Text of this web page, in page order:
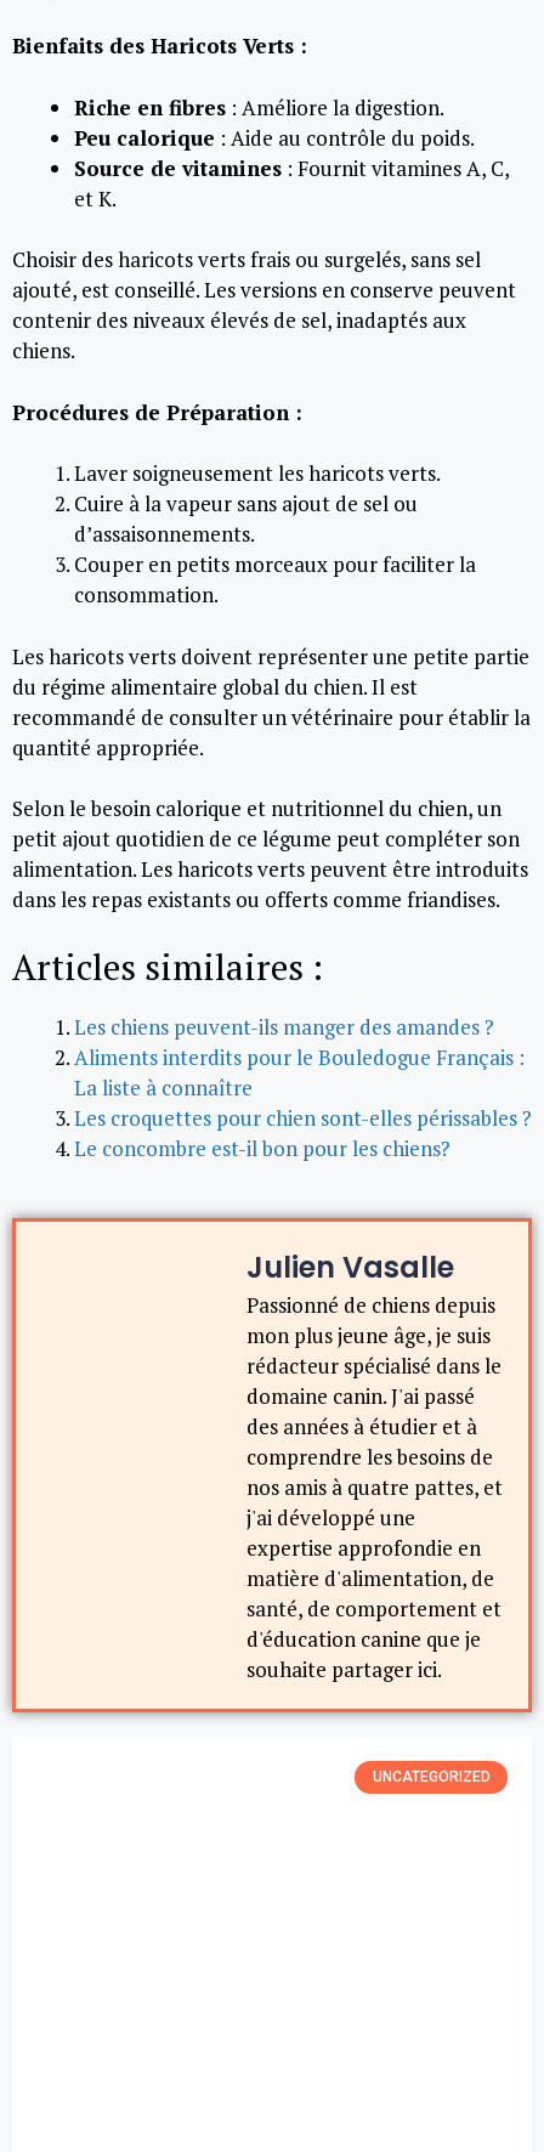
Bienfaits des Haricots Verts :
Riche en fibres : Améliore la digestion.
Peu calorique : Aide au contrôle du poids.
Source de vitamines : Fournit vitamines A, C,
et K.
Choisir des haricots verts frais ou surgelés, sans sel
ajouté, est conseillé. Les versions en conserve peuvent
contenir des niveaux élevés de sel, inadaptés aux
chiens.
Procédures de Préparation :
Laver soigneusement les haricots verts.
Cuire à la vapeur sans ajout de sel ou
d’assaisonnements.
Couper en petits morceaux pour faciliter la
consommation.
Les haricots verts doivent représenter une petite partie
du régime alimentaire global du chien. Il est
recommandé de consulter un vétérinaire pour établir la
quantité appropriée.
Selon le besoin calorique et nutritionnel du chien, un
petit ajout quotidien de ce légume peut compléter son
alimentation. Les haricots verts peuvent être introduits
dans les repas existants ou offerts comme friandises.
Articles similaires :
Les chiens peuvent-ils manger des amandes ?
Aliments interdits pour le Bouledogue Français :
La liste à connaître
Les croquettes pour chien sont-elles périssables ?
Le concombre est-il bon pour les chiens?
Julien Vasalle
Passionné de chiens depuis
mon plus jeune âge, je suis
rédacteur spécialisé dans le
domaine canin. J'ai passé
des années à étudier et à
comprendre les besoins de
nos amis à quatre pattes, et
j'ai développé une
expertise approfondie en
matière d'alimentation, de
santé, de comportement et
d'éducation canine que je
souhaite partager ici.
UNCATEGORIZED